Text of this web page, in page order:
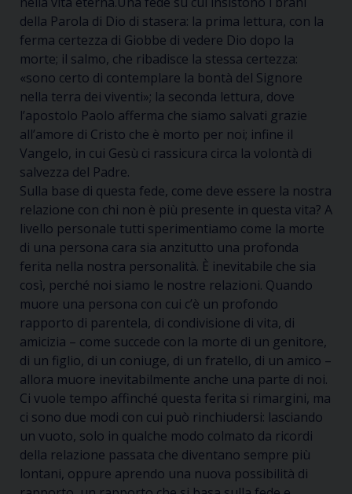
della Parola di Dio di stasera: la prima lettura, con la
ferma certezza di Giobbe di vedere Dio dopo la
morte; il salmo, che ribadisce la stessa certezza:
«sono certo di contemplare la bontà del Signore
nella terra dei viventi»; la seconda lettura, dove
l’apostolo Paolo afferma che siamo salvati grazie
all’amore di Cristo che è morto per noi; infine il
Vangelo, in cui Gesù ci rassicura circa la volontà di
salvezza del Padre.
Sulla base di questa fede, come deve essere la nostra
relazione con chi non è più presente in questa vita? A
livello personale tutti sperimentiamo come la morte
di una persona cara sia anzitutto una profonda
ferita nella nostra personalità. È inevitabile che sia
così, perché noi siamo le nostre relazioni. Quando
muore una persona con cui c’è un profondo
rapporto di parentela, di condivisione di vita, di
amicizia – come succede con la morte di un genitore,
di un figlio, di un coniuge, di un fratello, di un amico –
allora muore inevitabilmente anche una parte di noi.
Ci vuole tempo affinché questa ferita si rimargini, ma
ci sono due modi con cui può rinchiudersi: lasciando
un vuoto, solo in qualche modo colmato da ricordi
della relazione passata che diventano sempre più
lontani, oppure aprendo una nuova possibilità di